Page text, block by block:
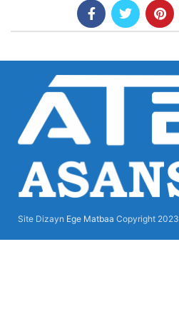
Site Dizayn Ege Matbaa Copyright 2023